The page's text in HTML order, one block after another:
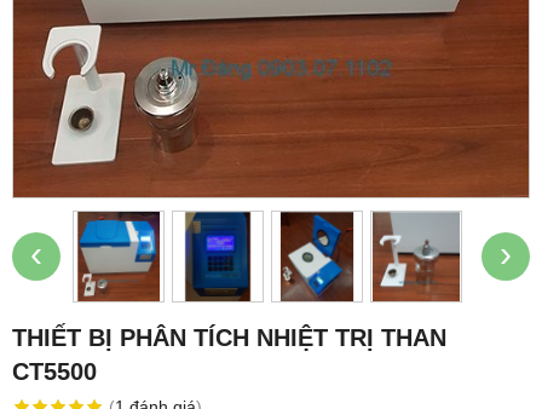
‹ ›
THIẾT BỊ PHÂN TÍCH NHIỆT TRỊ THAN
CT5500